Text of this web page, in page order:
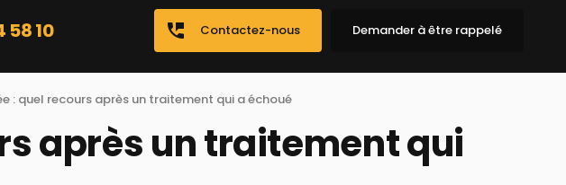
58 10 perm_phone_msg Contactez-nous Demander à être rappelé
: quel recours après un traitement qui a échoué
après un traitement qui